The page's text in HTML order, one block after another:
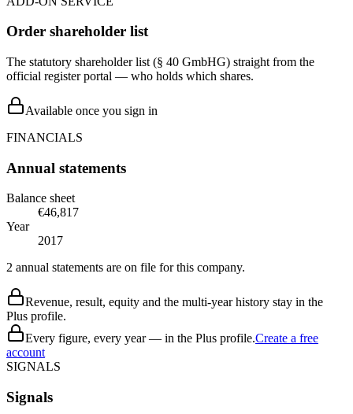
Order shareholder list
The statutory shareholder list (§ 40 GmbHG) straight from the
official register portal — who holds which shares.
Available once you sign in
FINANCIALS
Annual statements
Balance sheet
€46,817
Year
2017
2 annual statements are on file for this company.
Revenue, result, equity and the multi-year history stay in the
Plus profile.
Every figure, every year — in the Plus profile.Create a free
account
SIGNALS
Signals